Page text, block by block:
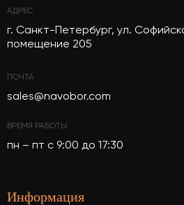
АДРЕС
г. Санкт-Петербург, ул.
помещение 205
ПОЧТА
sales@navobor.com
ВРЕМЯ РАБОТЫ
пн – пт с 9:00 до 17:30
Информация